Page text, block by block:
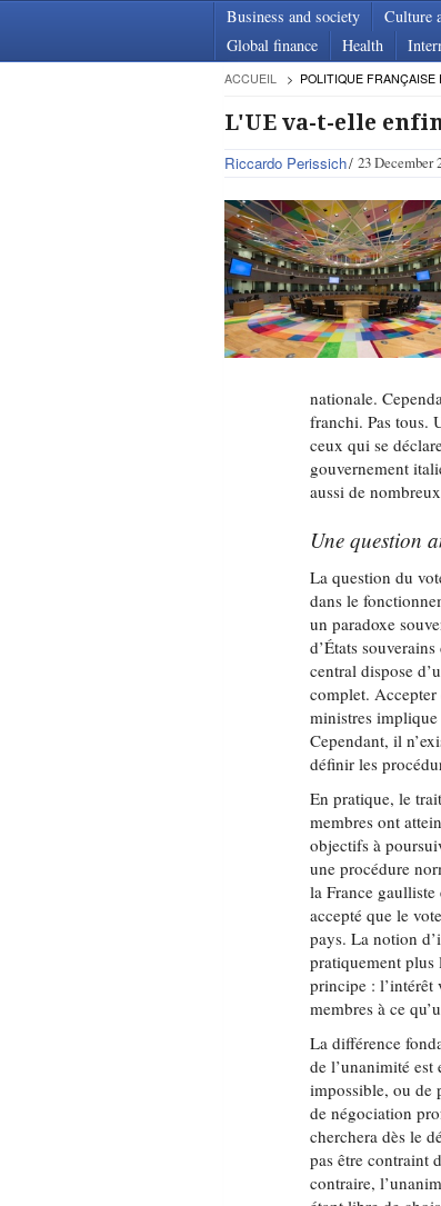
Business and society Culture
Global finance
Health
ACCUEIL POLITIQUE
L'UE va-t-elle
Riccardo Perissich 23 December
nationale.
franchi. Pas tous.
ceux qui se
gouvernement
aussi de
Une question
La question du
dans le
un paradoxe
d’États
central dispose
complet. Accepter
ministres implique
Cependant, il
définir les
En pratique, le
membres ont
objectifs à
une procédure
la France
accepté que le
pays. La notion
pratiquement plus
principe : l’intérêt
membres à ce
La différence
de l’unanimité est
impossible, ou de
de négociation
cherchera dès le
pas être contraint
contraire,